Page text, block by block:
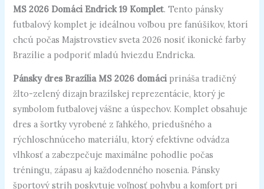
MS 2026 Domáci Endrick 19 Komplet. Tento pánsky
futbalový komplet je ideálnou voľbou pre fanúšikov, ktorí
chcú počas Majstrovstiev sveta 2026 nosiť ikonické farby
Brazílie a podporiť mladú hviezdu Endricka.
Pánsky dres Brazília MS 2026 domáci prináša tradičný
žlto-zelený dizajn brazílskej reprezentácie, ktorý je
symbolom futbalovej vášne a úspechov. Komplet obsahuje
dres a šortky vyrobené z ľahkého, priedušného a
rýchloschnúceho materiálu, ktorý efektívne odvádza
vlhkosť a zabezpečuje maximálne pohodlie počas
tréningu, zápasu aj každodenného nosenia. Pánsky
športový strih poskytuje voľnosť pohybu a komfort pri